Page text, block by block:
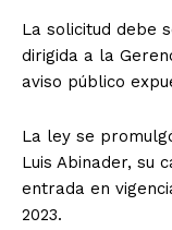
La solicitud debe
dirigida a la
aviso público
La ley se
Luis Abinader, su
entrada en
2023.